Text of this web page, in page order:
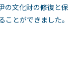
の文化財の修復と保
とができました。